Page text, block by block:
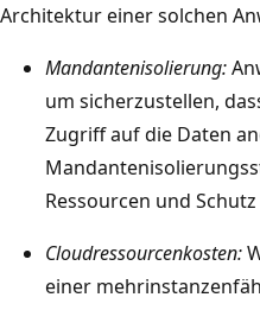
Architektur einer solchen
Mandantenisolierung:
um sicherzustellen,
Zugriff auf die Daten
Ressourcen und
Cloudressourcenkosten:
einer